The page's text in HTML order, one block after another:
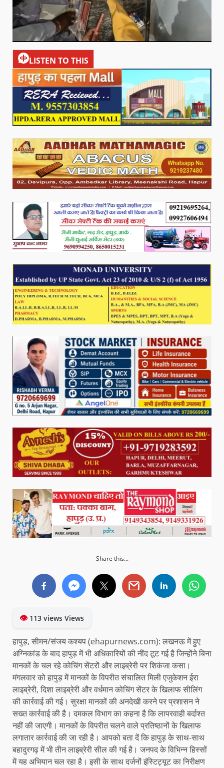
LISTEN TO THIS
Share this...
👁113 views Views
हापुड़, सीमन/संजय कश्यप (ehapurnews.com): लखनऊ में हुए
अग्निकांड के बाद हापुड़ में भी अधिकारियों की नींद टूट गई है जिन्होंने बिना
मानकों के चल रहे कोचिंग सेंटरों और लाइब्रेरी पर शिकंजा कसा।
मंगलवार को हापुड़ में मानकों के विपरीत संचालित मिली एजुकेशन ईरा
लाइब्रेरी, दिशा लाइब्रेरी और वर्धमान कोचिंग सेंटर के खिलाफ सीलिंग
की कार्रवाई की गई। सुरक्षा मानकों की अनदेखी करने पर प्रशासन ने
सख्त कार्रवाई की है। दमकल विभाग का कहना है कि लापरवाही बर्दाश्त
नहीं की जाएगी। मानकों के विपरीत चलने वाले प्रतिष्ठानों के खिलाफ
लगातार कार्रवाई की जा रही है। आपको बता दें कि हापुड़ के साथ-साथ
बहादुरगढ़ में भी तीन लाइब्रेरी सील की गई है। जनपद के विभिन्न हिस्सों
में यह अभियान चल रहा है। इसी के साथ दर्जनों इंस्टिट्यूट का निरीक्षण